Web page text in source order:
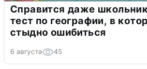
Справится даже
тест по географии, в
стыдно ошибиться
6 августа 45